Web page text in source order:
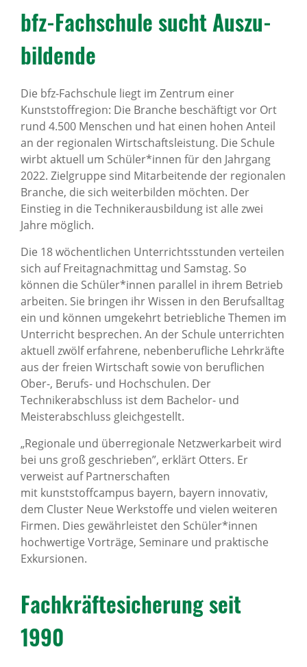
bfz-Fach­schule sucht Auszu­
bil­dende
Die bfz-Fachschule liegt im Zentrum einer
Kunststoffregion: Die Branche beschäftigt vor Ort
rund 4.500 Menschen und hat einen hohen Anteil
an der regionalen Wirtschaftsleistung. Die Schule
wirbt aktuell um Schüler*innen für den Jahrgang
2022. Zielgruppe sind Mitarbeitende der regionalen
Branche, die sich weiterbilden möchten. Der
Einstieg in die Technikerausbildung ist alle zwei
Jahre möglich.
Die 18 wöchentlichen Unterrichtsstunden verteilen
sich auf Freitagnachmittag und Samstag. So
können die Schüler*innen parallel in ihrem Betrieb
arbeiten. Sie bringen ihr Wissen in den Berufsalltag
ein und können umgekehrt betriebliche Themen im
Unterricht besprechen. An der Schule unterrichten
aktuell zwölf erfahrene, nebenberufliche Lehrkräfte
aus der freien Wirtschaft sowie von beruflichen
Ober-, Berufs- und Hochschulen. Der
Technikerabschluss ist dem Bachelor- und
Meisterabschluss gleichgestellt.
„Regionale und überregionale Netzwerkarbeit wird
bei uns groß geschrieben”, erklärt Otters. Er
verweist auf Partnerschaften
mit kunststoffcampus bayern, bayern innovativ,
dem Cluster Neue Werkstoffe und vielen weiteren
Firmen. Dies gewährleistet den Schüler*innen
hochwertige Vorträge, Seminare und praktische
Exkursionen.
Fach­kräf­te­si­che­rung seit
1990